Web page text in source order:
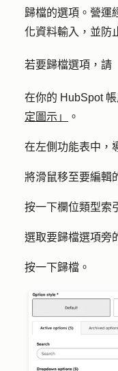
歸檔的選項。營運
化資料輸入，並防
若要歸檔選項，請
在你的 HubSpot
定圖示」
。
在左側功能表中，
將滑鼠移至要編輯
按一下欄位類型索
選取要歸檔選項旁
按一下歸檔 。